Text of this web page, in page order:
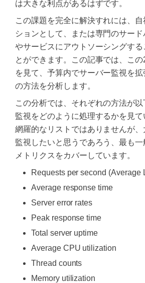
は大きな利点があるはずです。
この課題を完全に解決すれには、
ションとして、または専門のサー
やサービスにアウトソーシングする
とができます。この記事では、こ
を見て、予算内でサーバー監視を
の方法を分析します。
この分析では、それぞれの方法が
監視をどのように処理するかを見
網羅的なリストではありませんが
監視したいと思うであろう、最も
メトリクスをカバーしています。
Requests per second (Average
Average response time
Server error rates
Peak response time
Total server uptime
Average CPU utilization
Thread counts
Memory utilization